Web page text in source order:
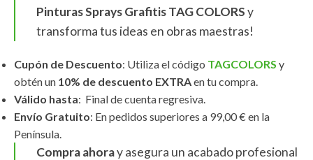
Pinturas Sprays Grafitis TAG COLORSy
transforma tus ideas en obras maestras!
Cupón de Descuento: Utiliza el código TAGCOLORS y
obtén un 10% de descuento EXTRAen tu compra.
Válido hasta: Final de cuenta regresiva.
Envío Gratuito: En pedidos superiores a 99,00 € en la
Península.
Compra ahoray asegura un acabado profesional